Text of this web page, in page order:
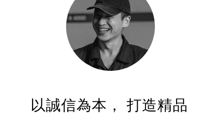
以誠信為本， 打造精品